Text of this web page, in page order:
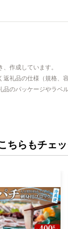
作成しています。
礼品の仕様（規格、
のパッケージやラベ
ちらもチェ